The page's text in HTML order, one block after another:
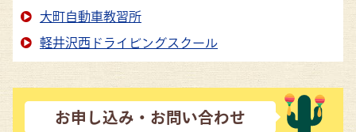
大町自動車教習所
軽井沢西ドライビングスクール
お申し込み・お問い合わせ